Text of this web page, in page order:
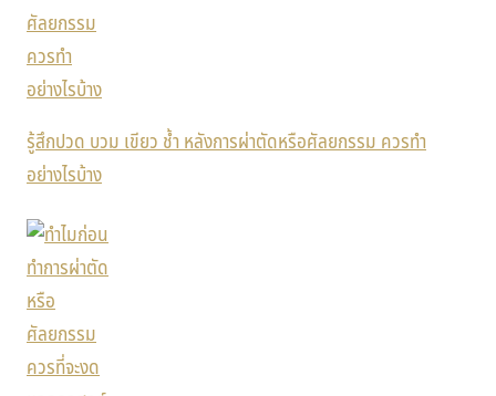
รู้สึกปวด บวม เขียว ช้ำ หลังการผ่าตัดหรือศัลยกรรม ควรทำ
อย่างไรบ้าง